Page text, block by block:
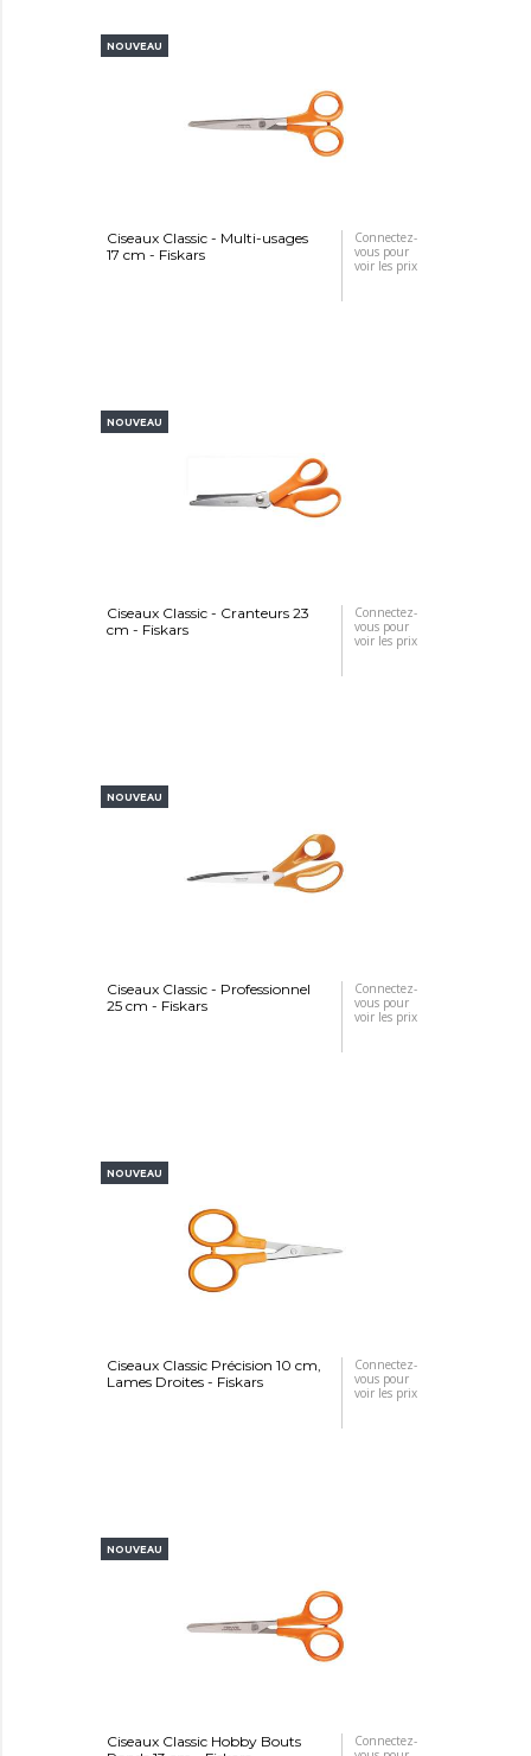
NOUVEAU
Ciseaux Classic - Multi-usages
17 cm - Fiskars
Connectez-
vous pour
voir les prix
NOUVEAU
Ciseaux Classic - Cranteurs 23
cm - Fiskars
Connectez-
vous pour
voir les prix
NOUVEAU
Ciseaux Classic - Professionnel
25 cm - Fiskars
Connectez-
vous pour
voir les prix
NOUVEAU
Ciseaux Classic Précision 10 cm,
Lames Droites - Fiskars
Connectez-
vous pour
voir les prix
NOUVEAU
Ciseaux Classic Hobby Bouts
Connectez-